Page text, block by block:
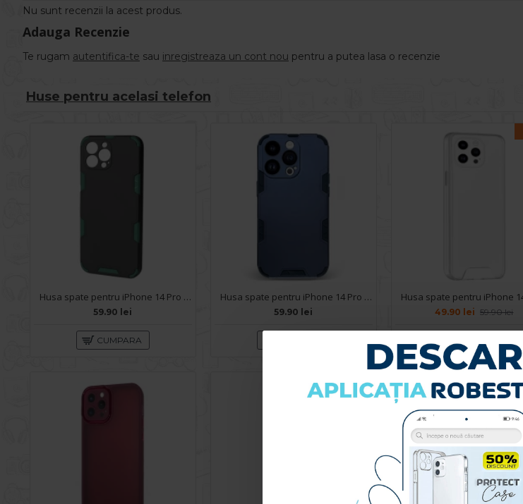
Nu sunt recenzii la acest produs.
Adauga Recenzie
Te rugam autentifica-te sau inregistreaza un cont nou pentru a putea lasa o recenzie
Huse pentru acelasi telefon
Husa spate pentru iPhone 14 Pro - Mantis Case Negru / Vernil
59.90 lei
CUMPARA
Husa spate pentru iPhone 14 Pro - Mantis Case Navy / Negru
59.90 lei 49.90 lei 59.90 lei